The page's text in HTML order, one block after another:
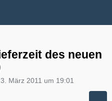
des neuen
3. März 2011 um 19:01